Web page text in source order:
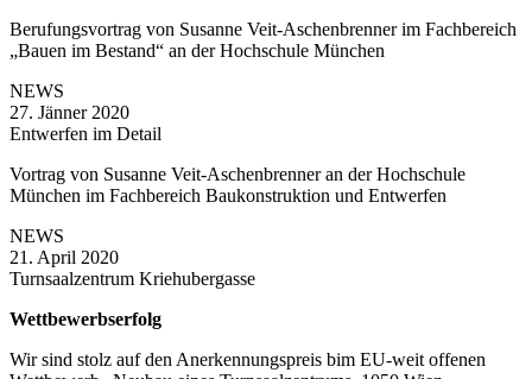
Berufungsvortrag von Susanne Veit-Aschenbrenner im Fachbereich
„Bauen im Bestand“ an der Hochschule München
NEWS
27. Jänner 2020
Entwerfen im Detail
Vortrag von Susanne Veit-Aschenbrenner an der Hochschule
München im Fachbereich Baukonstruktion und Entwerfen
NEWS
21. April 2020
Turnsaalzentrum Kriehubergasse
Wettbewerbserfolg
Wir sind stolz auf den Anerkennungspreis bim EU-weit offenen